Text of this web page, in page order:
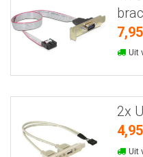
7,95
Uit
2x
4,95
Uit